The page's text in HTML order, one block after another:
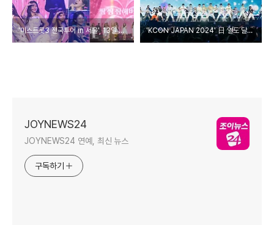
'미스트롯3 전국투어 in 서울', 13일 실황 공개…'조선의 사랑꾼' 결방 'KCON JAPAN 2024' 日 열도 달궜다…스타디움 입성+14만명 직관
JOYNEWS24
JOYNEWS24 연예, 최신 뉴스
구독하기